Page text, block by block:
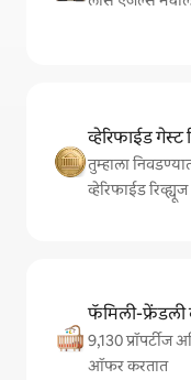
व्हेरिफाईड गेस्ट
तुम्हाला
व्हेरिफाईड रिव्ह्यूज
फॅमिली-
9,130 प्रॉपर्टीज
ऑफर करतात